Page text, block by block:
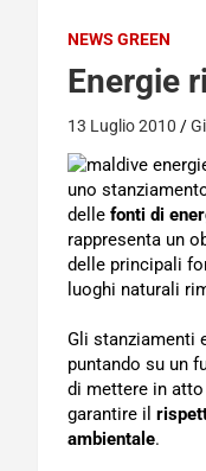
NEWS GREEN
Energie
13 Luglio 2010
uno
delle fonti di
rappresenta un
delle principali
luoghi naturali
Gli stanziamenti
puntando su un
di mettere in
garantire il
ambientale.